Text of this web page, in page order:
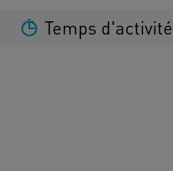
Temps d'activité